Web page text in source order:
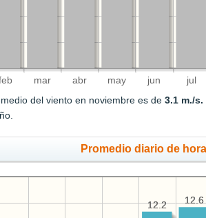
mar abr may jun jul
del viento en noviembre es de3.1 m./s.
Promedio diario de
12.6
12.2
12.6
12.2